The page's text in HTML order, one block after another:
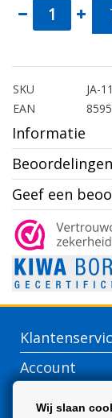
SKU
JA-
EAN
Informatie
Beoordelingen
Geef een
Account
Wij slaan